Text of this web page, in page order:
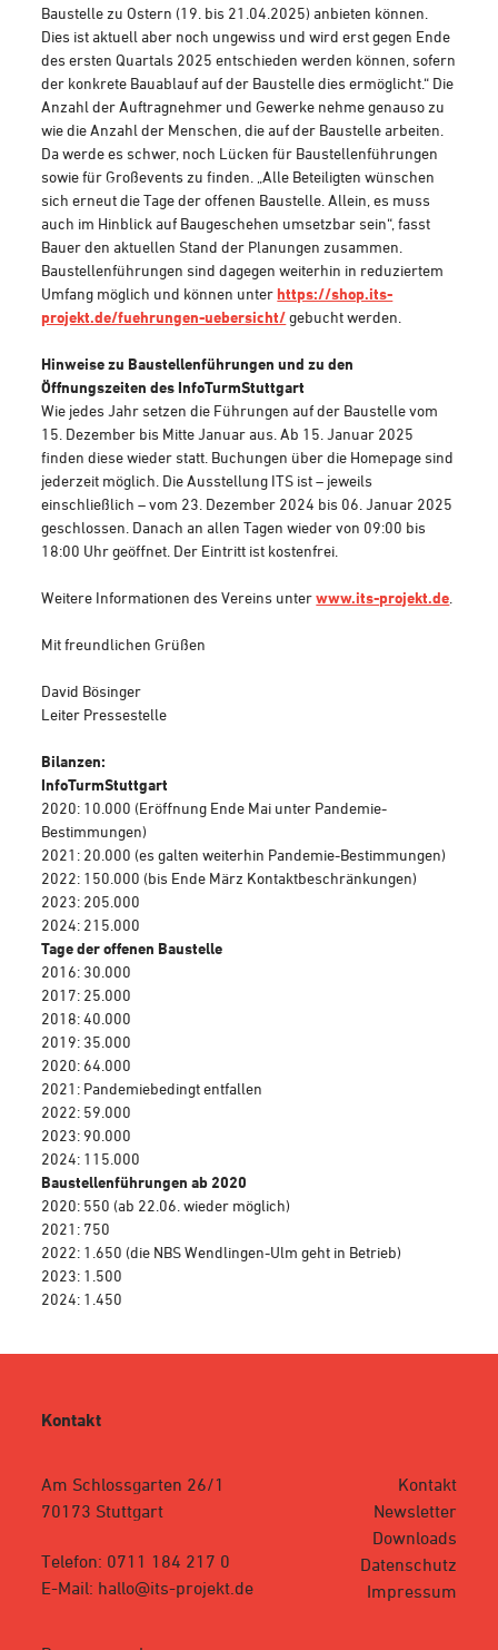
Baustelle zu Ostern (19. bis 21.04.2025) anbieten können.
Dies ist aktuell aber noch ungewiss und wird erst gegen Ende
des ersten Quartals 2025 entschieden werden können, sofern
der konkrete Bauablauf auf der Baustelle dies ermöglicht.“ Die
Anzahl der Auftragnehmer und Gewerke nehme genauso zu
wie die Anzahl der Menschen, die auf der Baustelle arbeiten.
Da werde es schwer, noch Lücken für Baustellenführungen
sowie für Großevents zu finden. „Alle Beteiligten wünschen
sich erneut die Tage der offenen Baustelle. Allein, es muss
auch im Hinblick auf Baugeschehen umsetzbar sein“, fasst
Bauer den aktuellen Stand der Planungen zusammen.
Baustellenführungen sind dagegen weiterhin in reduziertem
Umfang möglich und können unterhttps://shop.its-
projekt.de/fuehrungen-uebersicht/gebucht werden.
Hinweise zu Baustellenführungen und zu den
Öffnungszeiten des InfoTurmStuttgart
Wie jedes Jahr setzen die Führungen auf der Baustelle vom
15. Dezember bis Mitte Januar aus. Ab 15. Januar 2025
finden diese wieder statt. Buchungen über die Homepage sind
jederzeit möglich. Die Ausstellung ITS ist – jeweils
einschließlich – vom 23. Dezember 2024 bis 06. Januar 2025
geschlossen. Danach an allen Tagen wieder von 09:00 bis
18:00 Uhr geöffnet. Der Eintritt ist kostenfrei.
Weitere Informationen des Vereins unterwww.its-projekt.de
Mit freundlichen Grüßen
David Bösinger
Leiter Pressestelle
Bilanzen:
InfoTurmStuttgart
2020: 10.000 (Eröffnung Ende Mai unter Pandemie-
Bestimmungen)
2021: 20.000 (es galten weiterhin Pandemie-Bestimmungen)
2022: 150.000 (bis Ende März Kontaktbeschränkungen)
2023: 205.000
2024: 215.000
Tage der offenen Baustelle
2016: 30.000
2017: 25.000
2018: 40.000
2019: 35.000
2020: 64.000
2021: Pandemiebedingt entfallen
2022: 59.000
2023: 90.000
2024: 115.000
Baustellenführungen ab 2020
2020: 550 (ab 22.06. wieder möglich)
2021: 750
2022: 1.650 (die NBS Wendlingen-Ulm geht in Betrieb)
2023: 1.500
2024: 1.450
Kontakt
Am Schlossgarten 26/1
70173 Stuttgart
Telefon: 0711 184 217 0
E-Mail: hallo@its-projekt.de
Kontakt
Newsletter
Downloads
Datenschutz
Impressum